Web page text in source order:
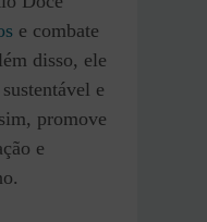
e combate
disso, ele
e
promove
e